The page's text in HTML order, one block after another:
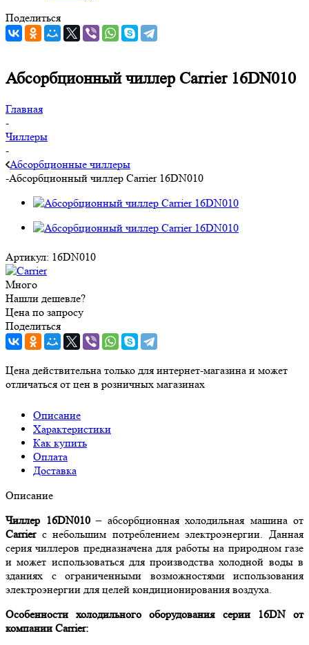
Поделиться
Абсорбционный чиллер Carrier 16DN010
Главная
-
Чиллеры
-
Абсорбционные чиллеры
-Абсорбционный чиллер Carrier 16DN010
Артикул: 16DN010
Много
Нашли дешевле?
Цена по запросу
Поделиться
Цена действительна только для интернет-магазина и может
отличаться от цен в розничных магазинах
Описание
Характеристики
Как купить
Оплата
Доставка
Описание
Чиллер 16DN010– абсорбционная холодильная машина от
Carrierс небольшим потреблением электроэнергии. Данная
серия чиллеров предназначена для работы на природном газе
и может использоваться для производства холодной воды в
зданиях с ограниченными возможностями использования
электроэнергии для целей кондиционирования воздуха.
Особенности холодильного оборудования серии 16DN от
компании Carrier: